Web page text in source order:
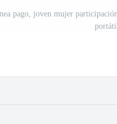
pago, joven mujer